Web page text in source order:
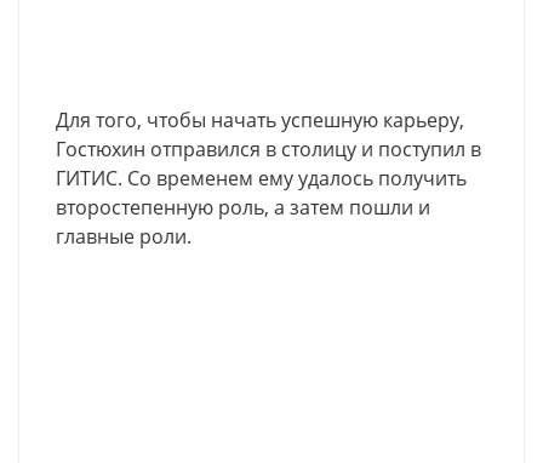
Для того, чтобы начать успешную карьеру,
Гостюхин отправился в столицу и поступил в
ГИТИС. Со временем ему удалось получить
второстепенную роль, а затем пошли и
главные роли.